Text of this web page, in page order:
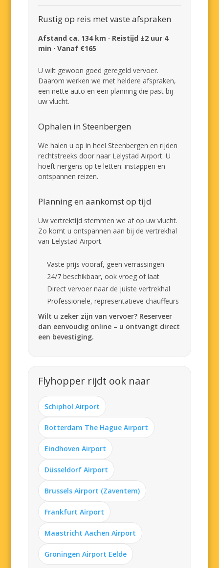
Rustig op reis met vaste afspraken
Afstand ca. 134 km · Reistijd ±2 uur 4
min · Vanaf €165
U wilt gewoon goed geregeld vervoer.
Daarom werken we met heldere afspraken,
een nette auto en een planning die past bij
uw vlucht.
Ophalen in Steenbergen
We halen u op in heel Steenbergen en rijden
rechtstreeks door naar Lelystad Airport. U
hoeft nergens op te letten: instappen en
ontspannen reizen.
Planning en aankomst op tijd
Uw vertrektijd stemmen we af op uw vlucht.
Zo komt u ontspannen aan bij de vertrekhal
van Lelystad Airport.
Vaste prijs vooraf, geen verrassingen
24/7 beschikbaar, ook vroeg of laat
Direct vervoer naar de juiste vertrekhal
Professionele, representatieve chauffeurs
Wilt u zeker zijn van vervoer? Reserveer
dan eenvoudig online – u ontvangt direct
een bevestiging.
Flyhopper rijdt ook naar
Schiphol Airport
Rotterdam The Hague Airport
Eindhoven Airport
Düsseldorf Airport
Brussels Airport (Zaventem)
Frankfurt Airport
Maastricht Aachen Airport
Groningen Airport Eelde